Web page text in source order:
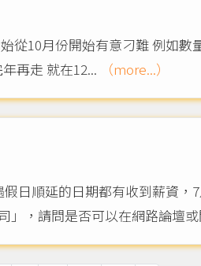
從10月份開始有意刁難 例如數
再走 就在12...
（more...）
日順延的日期都有收到薪資，
」，請問是否可以在網路論壇或